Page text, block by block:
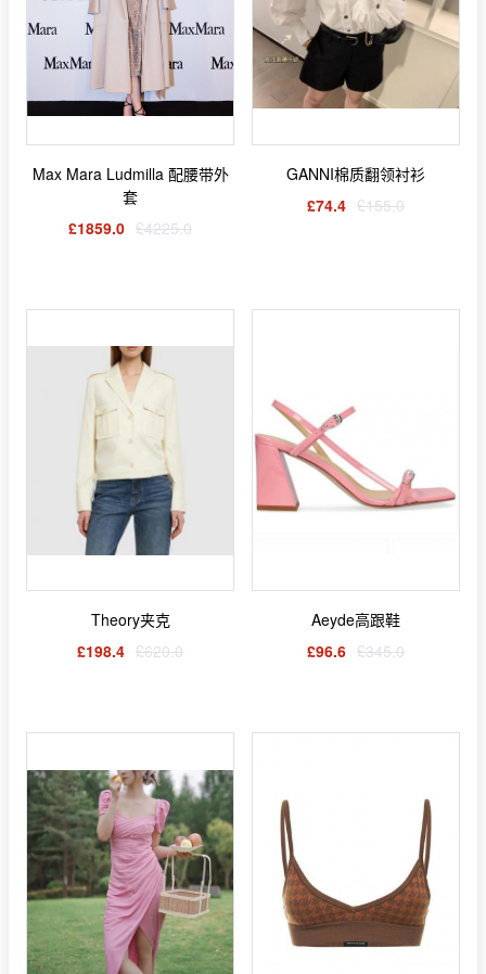
Max Mara Ludmilla 配腰带外
套
£1859.0 £4225.0
GANNI棉质翻领衬衫
£74.4 £155.0
Theory夹克
£198.4 £620.0
Aeyde高跟鞋
£96.6 £345.0